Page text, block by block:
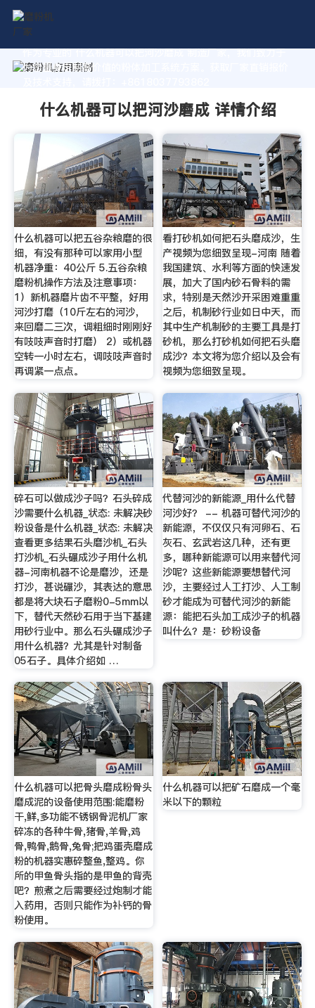
作为专业的 什么机器可以把河沙磨成 制造厂家，我们致力于
为您量身定制高价值的粉体加工系统方案。获取厂家直销报价
什么机器可以把河沙磨成 详情介绍
什么机器可以把五谷杂粮磨的很
细，有没有那种可以家用小型
机器净重：40公斤 5.五谷杂粮
磨粉机操作方法及注意事项：
1）新机器磨片齿不平整，好用
河沙打磨（10斤左右的河沙，
来回磨二三次，调粗细时刚刚好
有吱吱声音时打磨） 2）或机器
空转一小时左右，调吱吱声音时
再调紧一点点。
看打砂机如何把石头磨成沙，生
产视频为您细致呈现-河南 随着
我国建筑、水利等方面的快速发
展，加大了国内砂石骨料的需
求，特别是天然沙开采困难重重
之后，机制砂行业如日中天，而
其中生产机制砂的主要工具是打
砂机，那么打砂机如何把石头磨
成沙？本文将为您介绍以及会有
视频为您细致呈现。
碎石可以做成沙子吗？石头碎成
沙需要什么机器_状态: 未解决砂
粉设备是什么机器_状态: 未解决
查看更多结果石头磨沙机_石头
打沙机_石头碾成沙子用什么机
器-河南机器不论是磨沙，还是
打沙，甚说碾沙，其表达的意思
都是将大块石子磨粉0-5mm以
下，替代天然砂石用于当下基建
用砂行业中。那么石头碾成沙子
用什么机器？尤其是针对制备
05石子。具体介绍如 …
代替河沙的新能源_用什么代替
河沙好？ -- 机器可替代河沙的
新能源，不仅仅只有河卵石、石
灰石、玄武岩这几种，还有更
多，哪种新能源可以用来替代河
沙呢？这些新能源要想替代河
沙，主要经过人工打沙、人工制
砂才能成为可替代河沙的新能
源：能把石头加工成沙子的机器
叫什么？是：砂粉设备
什么机器可以把骨头磨成粉骨头
磨成泥的设备使用范围:能磨粉
干,鲜,多功能不锈钢骨泥机厂家
碎冻的各种牛骨,猪骨,羊骨,鸡
骨,鸭骨,鹅骨,兔骨;把鸡蛋壳磨成
粉的机器实惠碎整鱼,整鸡。你
所的甲鱼骨头指的是甲鱼的背壳
吧？煎煮之后需要经过炮制才能
入药用，否则只能作为补钙的骨
粉使用。
什么机器可以把矿石磨成一个毫
米以下的颗粒